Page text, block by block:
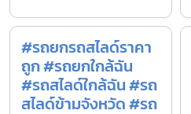
#รถยกรถสไลด์ราคา
ถูก #รถยกใกล้ฉัน
#รถสไลด์ใกล้ฉัน #รถ
สไลด์ข้ามจังหวัด #รถ